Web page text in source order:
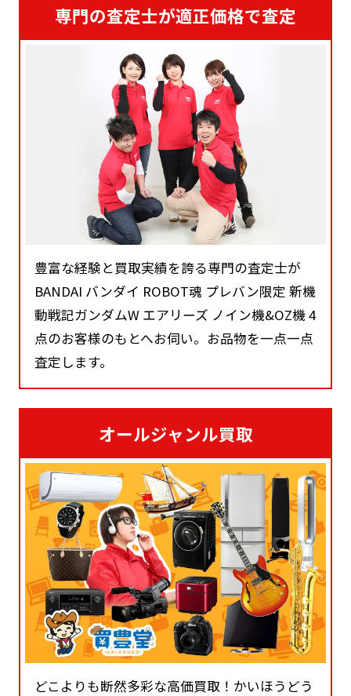
専門の査定士が適正価格で査定
豊富な経験と買取実績を誇る専門の査定士が
BANDAI バンダイ ROBOT魂 プレバン限定 新機
動戦記ガンダムW エアリーズ ノイン機&OZ機 4
点のお客様のもとへお伺い。お品物を一点一点
査定します。
オールジャンル買取
どこよりも断然多彩な高価買取！かいほうどう